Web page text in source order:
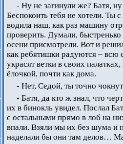
- Ну не загинули же? Батя,
Беспокоить тебя не хотели. Ты
водила наш, как раз машину
проверить. Думали,
осени присмотрели. Вот и
как ребятишки радуются – всю
украсят ветки в своих
ёлочкой, почти как дома.
- Нет, Седой, ты точно
- Батя, да кто ж знал, что
их в бинокль увидел. Послал
с остальными прямо в лоб на
впали. Взяли мы их без шума и
наделали бы они там делов…